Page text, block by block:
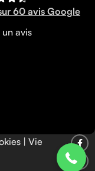
60 avis Google
avis
| Vie